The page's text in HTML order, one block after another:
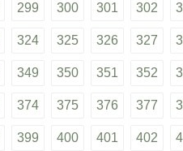
299 300 301 302
324 325 326 327
349 350 351 352
374 375 376 377
399 400 401 402